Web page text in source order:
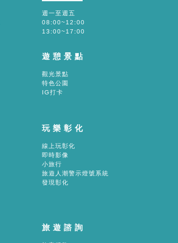
週一至週五
08:00~12:00
13:00~17:00
遊憩景點
觀光景點
特色公園
IG打卡
玩樂彰化
線上玩彰化
即時影像
小旅行
旅遊人潮警示燈號系統
發現彰化
旅遊諮詢